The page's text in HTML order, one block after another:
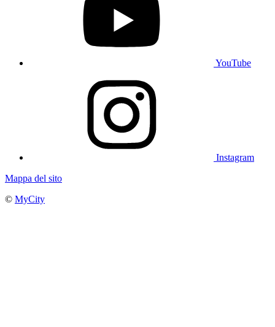
YouTube
Instagram
Mappa del sito
© MyCity